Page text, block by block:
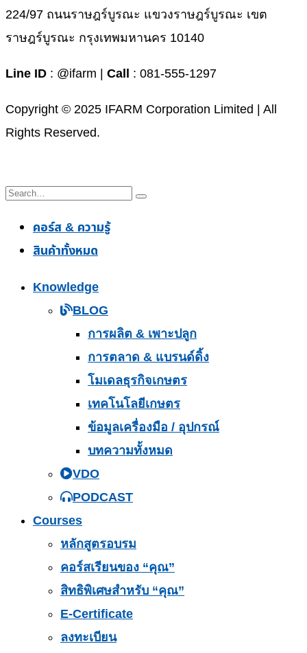
224/97 ถนนราษฎร์บูรณะ แขวงราษฎร์บูรณะ เขต
ราษฎร์บูรณะ กรุงเทพมหานคร 10140
Line ID : @ifarm | Call : 081-555-1297
Copyright © 2025 IFARM Corporation Limited | All
Rights Reserved.
คอร์ส & ความรู้
สินค้าทั้งหมด
Knowledge
BLOG
การผลิต & เพาะปลูก
การตลาด & แบรนด์ดิ้ง
โมเดลธุรกิจเกษตร
เทคโนโลยีเกษตร
ข้อมูลเครื่องมือ / อุปกรณ์
บทความทั้งหมด
VDO
PODCAST
Courses
หลักสูตรอบรม
คอร์สเรียนของ “คุณ”
สิทธิพิเศษสำหรับ “คุณ”
E-Certificate
ลงทะเบียน